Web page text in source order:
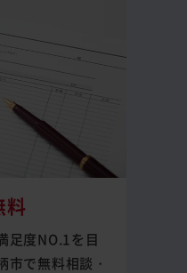
料
足度NO.1を目
市で無料相談・